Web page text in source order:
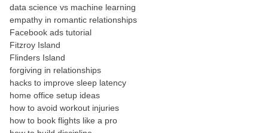
data science vs machine learning
empathy in romantic relationships
Facebook ads tutorial
Fitzroy Island
Flinders Island
forgiving in relationships
hacks to improve sleep latency
home office setup ideas
how to avoid workout injuries
how to book flights like a pro